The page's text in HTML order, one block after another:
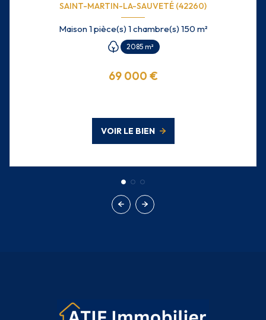
SAINT-MARTIN-LA-SAUVETÉ (42260)
Maison 1 pièce(s) 1 chambre(s) 150 m²
2085 m²
69 000 €
VOIR LE BIEN